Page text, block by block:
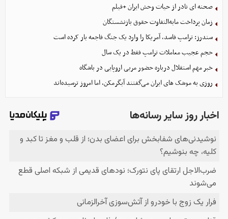
صحنه ای نادر از حیات وحش ایران +فیلم
زمان پرداخت مابه‌التفاوت حقوق بازنشستگان
سندرز: ترامپ فاسد، آمریکا را وارد یک جنگ فاجعه بار کرده است
حجم عجیب معاملات ترامپ فقط در یک سال
خبر مهم استقلال درباره حضور مربی اروپایی در باشگاه
روزی به موشک‌ های ایران می‌گفتند آبگرمکن، اما امروز ترسیده‌اند